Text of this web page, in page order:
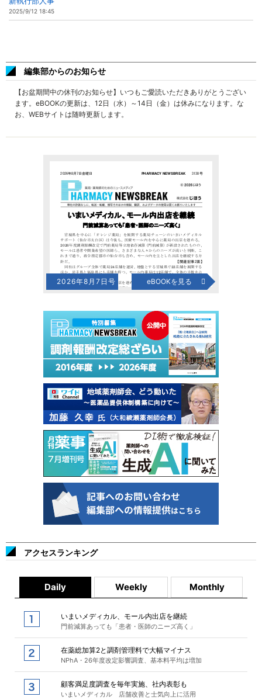
2025/9/12 18:45
編集部からのお知らせ
【お盆期間中の休刊のお知らせ】いつもご愛読いただきありがとうござい
ます。eBOOKの更新は、12日（水）～14日（金）は休みになります。な
お、WEBサイトは随時更新します。
2026年8月7日号 eBOOKを見る
アクセスランキング
Daily Weekly Monthly
いまいメディカル、モール内出店を継続
門前減算あっても「患者・医師のニーズ高く」
在薬総加算2と調剤管理料で大幅マイナス
NPhA・26年度改定影響調査、基本料平均は増加
顧客満足度調査を毎年実施、社内表彰も
いまいメディカル 店舗改善と士気向上に活用